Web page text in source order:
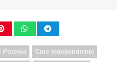
Polonia Cine independiente